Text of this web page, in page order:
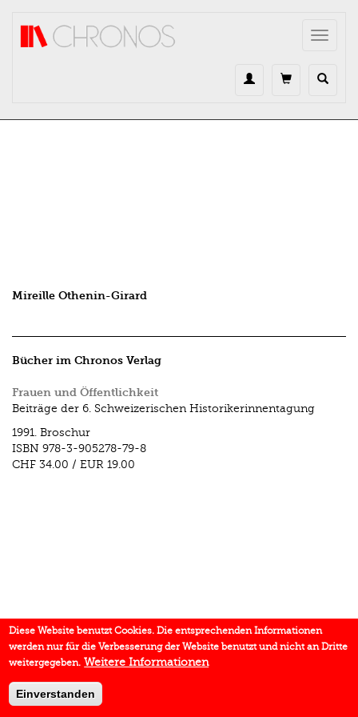
Toggle
Mireille Othenin-Girard
Bücher im Chronos Verlag
Frauen und Öffentlichkeit
Beiträge der 6. Schweizerischen Historikerinnentagung
1991. Broschur
ISBN 978-3-905278-79-8
CHF 34.00 / EUR 19.00
Diese Website benutzt Cookies. Die entsprechenden Informationen
werden nur für die Verbesserung der Website benutzt und nicht an Dritte
weitergegeben. Weitere Informationen
Einverstanden